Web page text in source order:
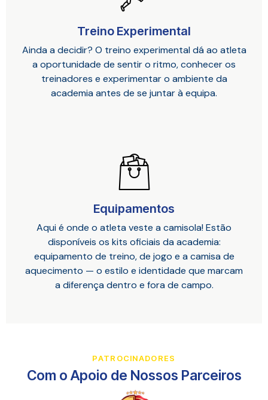
Treino Experimental
Ainda a decidir? O treino experimental dá ao atleta
a oportunidade de sentir o ritmo, conhecer os
treinadores e experimentar o ambiente da
academia antes de se juntar à equipa.
Equipamentos
Aqui é onde o atleta veste a camisola! Estão
disponíveis os kits oficiais da academia:
equipamento de treino, de jogo e a camisa de
aquecimento — o estilo e identidade que marcam
a diferença dentro e fora de campo.
PATROCINADORES
Com o Apoio de Nossos Parceiros​